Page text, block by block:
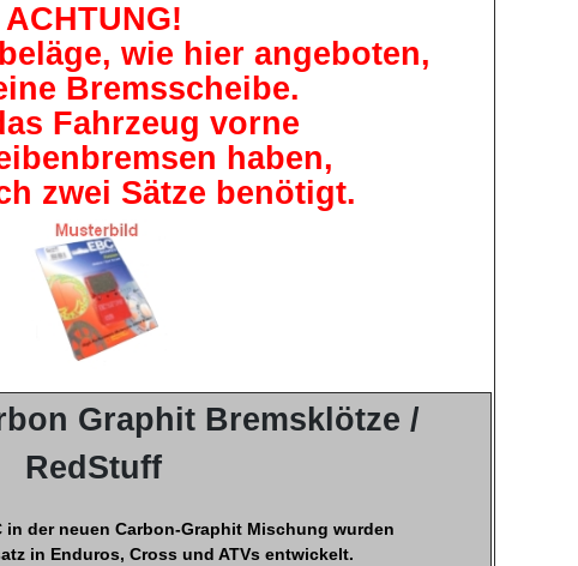
ACHTUNG!
wie hier angeboten,
Bremsscheibe.
Fahrzeug vorne
haben,
zwei Sätze benötigt.
Graphit Bremsklötze /
RedStuff
in der neuen Carbon-Graphit Mischung wurden
in Enduros, Cross und ATVs entwickelt.